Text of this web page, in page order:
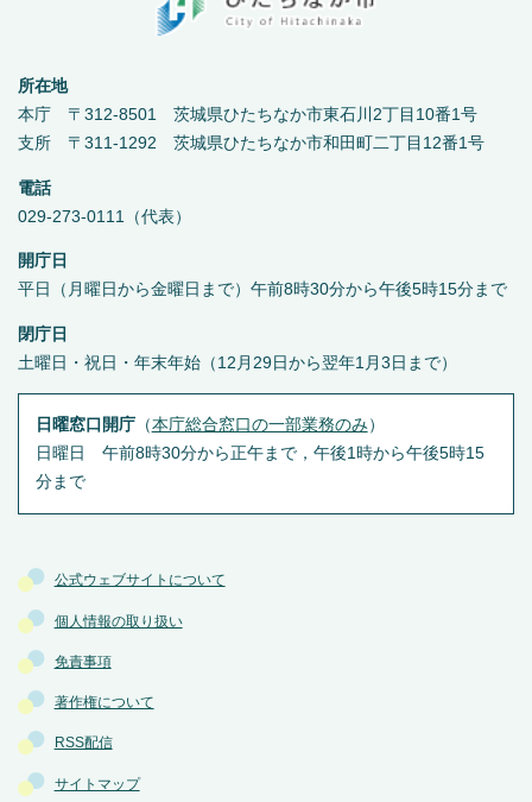
公式ウェブサイトについて
個人情報の取り扱い
免責事項
著作権について
RSS配信
サイトマップ
所在地
本庁 〒312-8501 茨城県ひたちなか市東石川2丁目10番1号
支所 〒311-1292 茨城県ひたちなか市和田町二丁目12番1号
電話
029-273-0111（代表）
開庁日
平日（月曜日から金曜日まで）午前8時30分から午後5時15分まで
閉庁日
土曜日・祝日・年末年始（12月29日から翌年1月3日まで）
日曜窓口開庁（本庁総合窓口の一部業務のみ ）
日曜日 午前8時30分から正午まで，午後1時から午後5時15
分まで